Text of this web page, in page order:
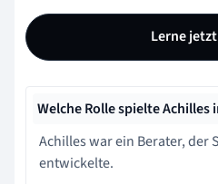
Lerne jetzt
Welche Rolle spielte Achilles
Achilles war ein Berater, der
entwickelte.